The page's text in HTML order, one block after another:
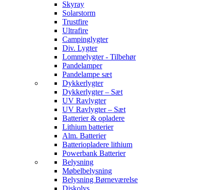
Skyray
Solarstorm
Trustfire
Ultrafire
Campinglygter
Div. Lygter
Lommelygter - Tilbehør
Pandelamper
Pandelampe sæt
Dykkerlygter
Dykkerlygter – Sæt
UV Ravlygter
UV Ravlygter – Sæt
Batterier & opladere
Lithium batterier
Alm. Batterier
Batteriopladere lithium
Powerbank Batterier
Belysning
Møbelbelysning
Belysning Børneværelse
Diskolys